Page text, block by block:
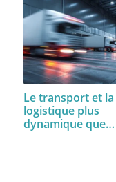
Le transport et la
logistique plus
dynamique que…